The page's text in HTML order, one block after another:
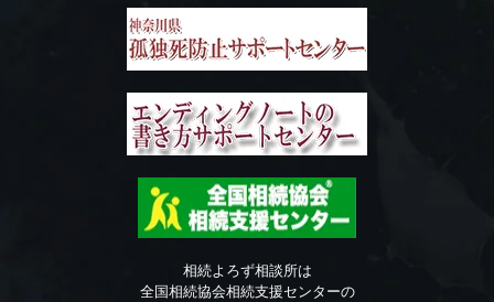
相続よろず相談所は
全国相続協会相続支援センターの